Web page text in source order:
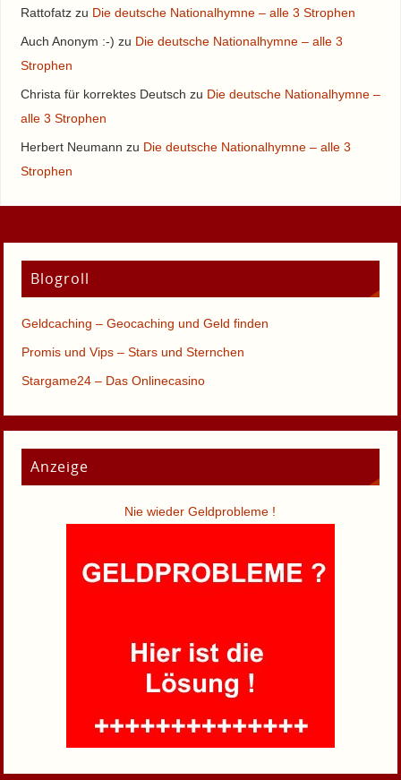
Rattofatzzu Die deutsche Nationalhymne – alle 3 Strophen
Auch Anonym :-) zu Die deutsche Nationalhymne – alle 3
Strophen
Christa für korrektes Deutsch zu Die deutsche Nationalhymne –
alle 3 Strophen
Herbert Neumann zu Die deutsche Nationalhymne – alle 3
Strophen
Blogroll
Geldcaching – Geocaching und Geld finden
Promis und Vips – Stars und Sternchen
Stargame24 – Das Onlinecasino
Anzeige
Nie wieder Geldprobleme !